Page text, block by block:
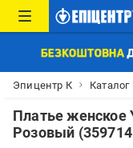
Эпицентр К Каталог
Платье женское
Розовый